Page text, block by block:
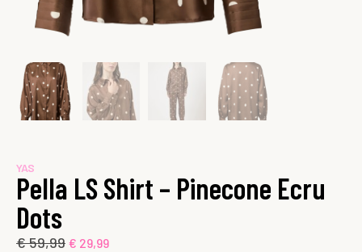
YAS
Pella LS Shirt – Pinecone Ecru
Dots
€59,99 € 29,99